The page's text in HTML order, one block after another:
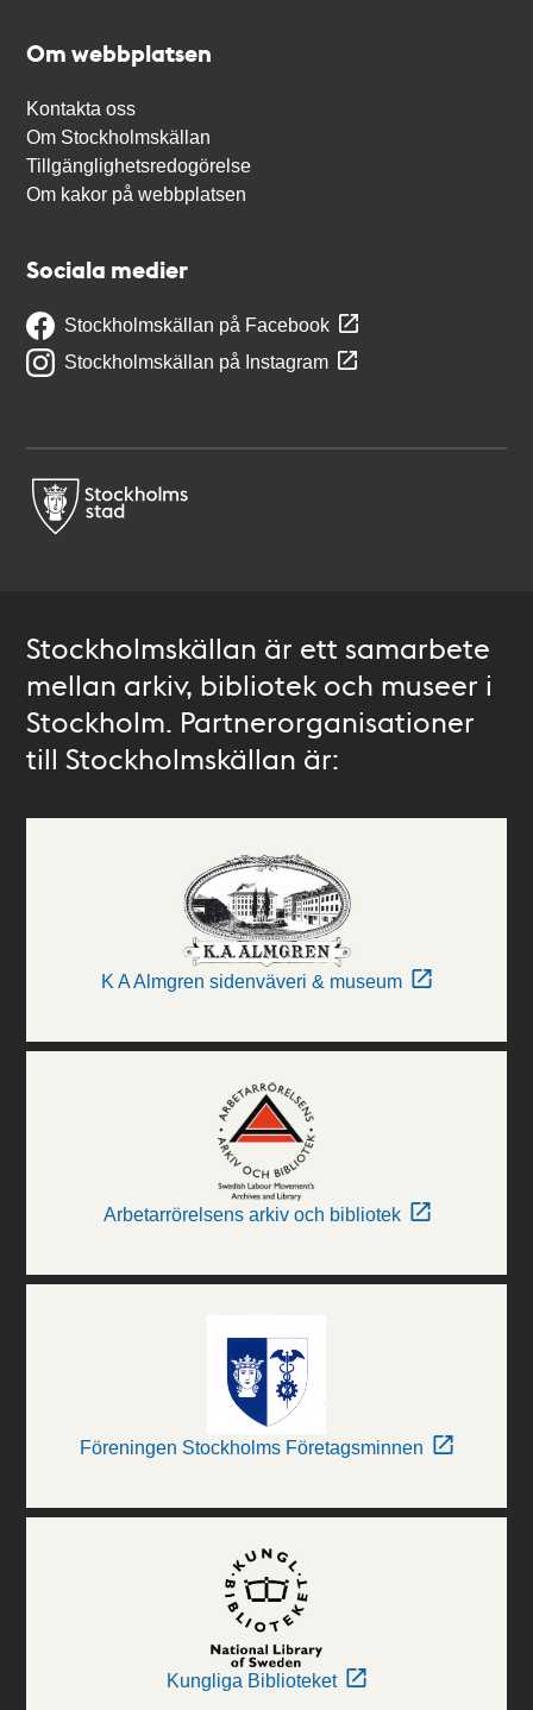
Om webbplatsen
Kontakta oss
Om Stockholmskällan
Tillgänglighetsredogörelse
Om kakor på webbplatsen
Sociala medier
Stockholmskällan på Facebook
Stockholmskällan på Instagram
Stockholmskällan är ett samarbete
mellan arkiv, bibliotek och museer i
Stockholm. Partnerorganisationer
till Stockholmskällan är:
K A Almgren sidenväveri & museum
Arbetarrörelsens arkiv och bibliotek
Föreningen Stockholms Företagsminnen
Kungliga Biblioteket